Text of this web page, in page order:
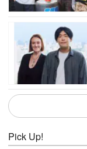
Pick Up!